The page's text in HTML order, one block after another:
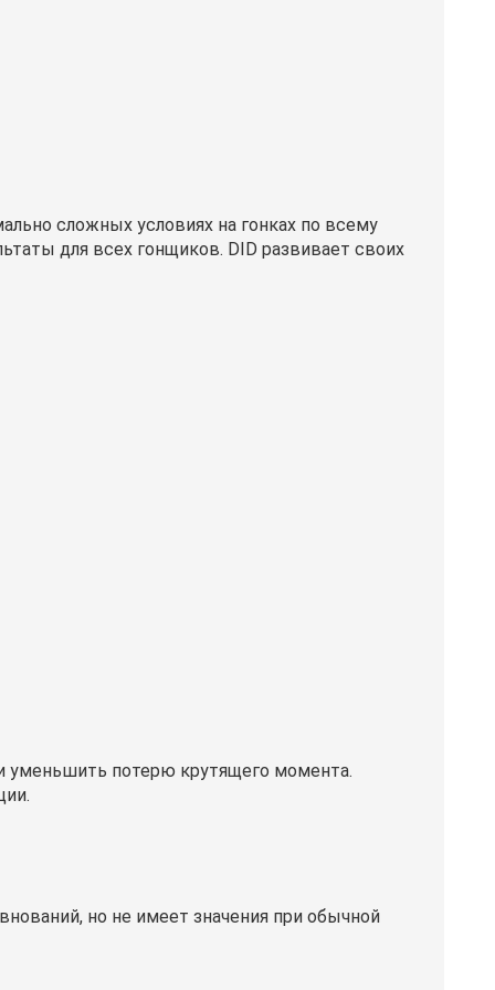
сложных условиях на гонках по всему
для всех гонщиков. DID развивает своих
уменьшить потерю крутящего момента.
но не имеет значения при обычной